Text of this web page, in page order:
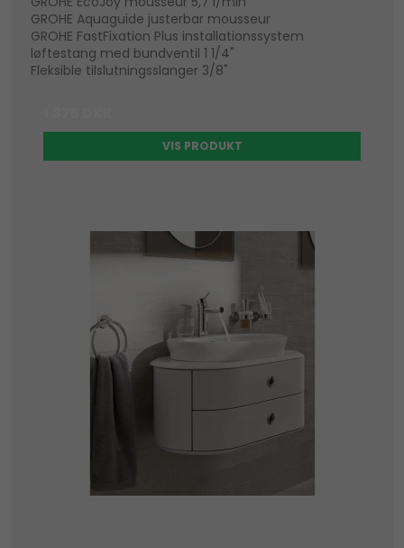
GROHE Aquaguide justerbar mousseur
GROHE FastFixation Plus installationssystem
løftestang med bundventil 1 1/4"
Fleksible tilslutningsslanger 3/8"
VIS PRODUKT